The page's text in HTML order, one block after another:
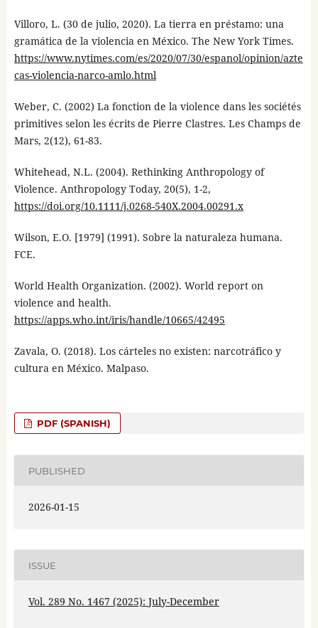
Villoro, L. (30 de julio, 2020). La tierra en préstamo: una
gramática de la violencia en México. The New York Times.
https://www.nytimes.com/es/2020/07/30/espanol/opinion/azte
cas-violencia-narco-amlo.html
Weber, C. (2002) La fonction de la violence dans les sociétés
primitives selon les écrits de Pierre Clastres. Les Champs de
Mars, 2(12), 61-83.
Whitehead, N.L. (2004). Rethinking Anthropology of
Violence. Anthropology Today, 20(5), 1-2,
https://doi.org/10.1111/j.0268-540X.2004.00291.x
Wilson, E.O. [1979] (1991). Sobre la naturaleza humana.
FCE.
World Health Organization. (2002). World report on
violence and health.
https://apps.who.int/iris/handle/10665/42495
Zavala, O. (2018). Los cárteles no existen: narcotráfico y
cultura en México. Malpaso.
PDF (SPANISH)
PUBLISHED
2026-01-15
ISSUE
Vol. 289 No. 1467 (2025): July-December